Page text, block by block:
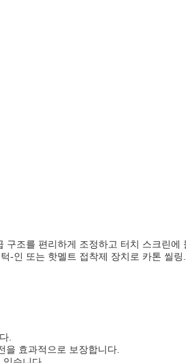
조를 편리하게 조정하고 터치 스크린
또는 핫멜트 접착제 장치로 카톤 씰
.
효과적으로 보장합니다.